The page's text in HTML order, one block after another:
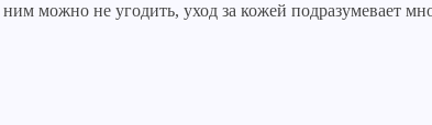
можно не угодить, уход за кожей подразумевает